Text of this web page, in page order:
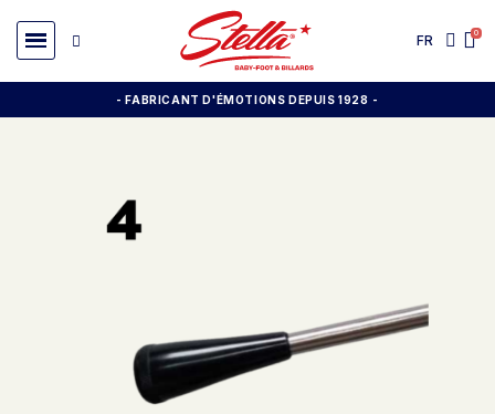
FR
- FABRICANT D'ÉMOTIONS DEPUIS 1928 -